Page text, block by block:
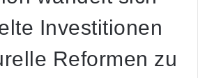
Investitionen
Reformen zu